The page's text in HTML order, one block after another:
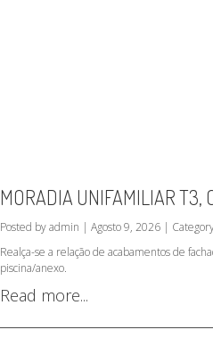
MORADIA UNIFAMILIAR T3,
Posted by admin | Agosto 9, 2026 |
Realça-se a relação de acabamentos de
piscina/anexo.
Read more...